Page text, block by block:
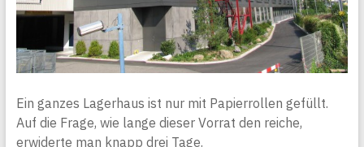
Ein ganzes Lagerhaus ist nur mit Papierrollen gefüllt.
Auf die Frage, wie lange dieser Vorrat den reiche,
erwiderte man knapp drei Tage.